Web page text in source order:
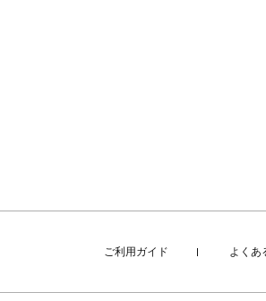
ご利用ガイド よくあ